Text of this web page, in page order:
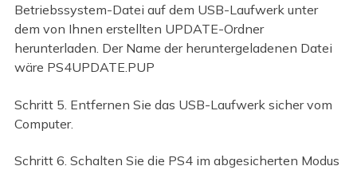
Betriebssystem-Datei auf dem USB-Laufwerk unter
dem von Ihnen erstellten UPDATE-Ordner
herunterladen. Der Name der heruntergeladenen Datei
wäre PS4UPDATE.PUP
Schritt 5. Entfernen Sie das USB-Laufwerk sicher vom
Computer.
Schritt 6. Schalten Sie die PS4 im abgesicherten Modus